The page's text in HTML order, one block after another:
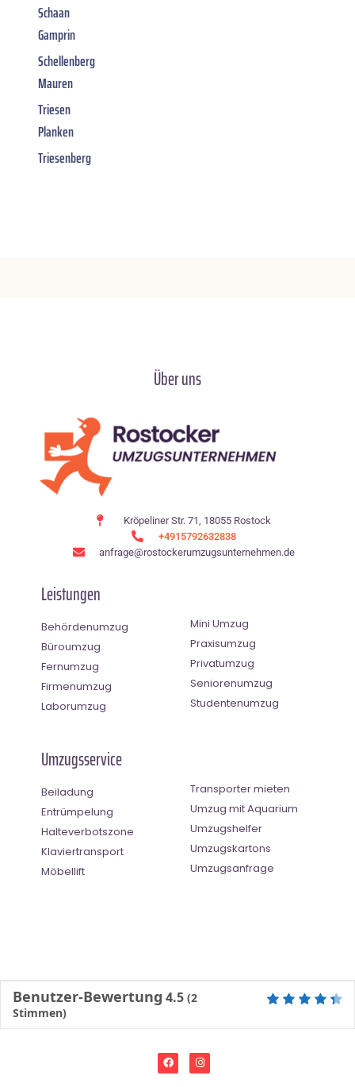
Schaan
Gamprin
Schellenberg
Mauren
Triesen
Planken
Triesenberg
Über uns
Kröpeliner Str. 71, 18055 Rostock
+4915792632838
anfrage@rostockerumzugsunternehmen.de
Leistungen
Behördenumzug
Büroumzug
Fernumzug
Firmenumzug
Laborumzug
Mini Umzug
Praxisumzug
Privatumzug
Seniorenumzug
Studentenumzug
Umzugsservice
Beiladung
Entrümpelung
Halteverbotszone
Klaviertransport
Möbellift
Transporter mieten
Umzug mit Aquarium
Umzugshelfer
Umzugskartons
Umzugsanfrage
Benutzer-Bewertung 4.5 (2
Stimmen)